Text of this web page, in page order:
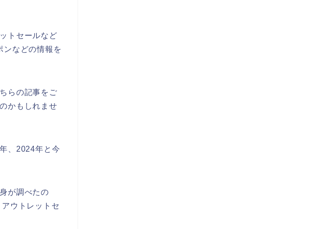
トセールなど
ンなどの情報を
らの記事をご
かもしれませ
、2024年と今
が調べたの
ウトレットセ